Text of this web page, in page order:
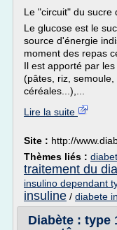
Le "circuit" du sucre
Le glucose est le
source d'énergie
moment des repas
Il est apporté par
(pâtes, riz,
céréales...),...
Lire la suite
Site : http://
Thèmes liés :
traitement du
insulino dependant
insuline / diabete
Diabète : type